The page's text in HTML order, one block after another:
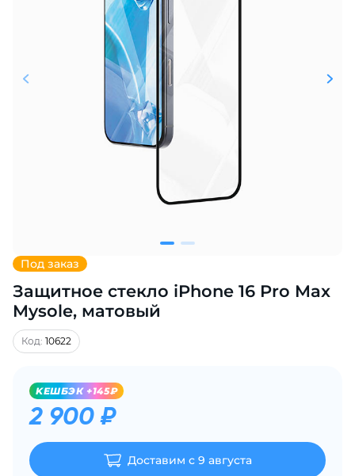
Под заказ
Защитное стекло iPhone 16 Pro Max
Mysole, матовый
Код: 10622
KЕШБЭК +145₽
2 900 ₽
Доставим с 9 августа
График платежей
25
Добавляйте товары
% картой любого банка
Получайте товар
выбранный способом
списываться
по25%каждые 2 недели
Подробнее